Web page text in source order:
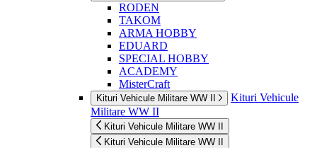
RODEN
TAKOM
ARMA HOBBY
EDUARD
SPECIAL HOBBY
ACADEMY
MisterCraft
Kituri Vehicule Militare WW II
Kituri Vehicule
Militare WW II
Kituri Vehicule Militare WW II
Kituri Vehicule Militare WW II